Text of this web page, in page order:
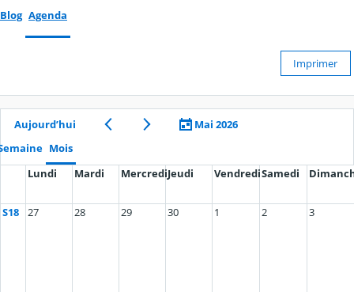
Blog Agenda
Imprimer
Aujourd’hui
Mai 2026
Mois
Lundi
Mardi MercrediJeudi VendrediSamedi
S18 27 28 29 30 1 2 3